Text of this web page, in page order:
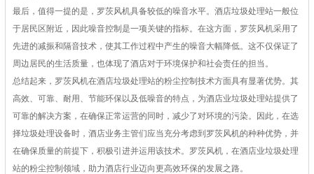
最后，值得一提的是，罗茨风机具备较低的噪音水平。酒店垃圾处理站一般位
于居民区附近，因此噪音控制是一项关键的指标。在这方面，罗茨风机采用了
先进的减振和隔音技术，使其工作过程中产生的噪音大幅降低。这不仅保证了
周边居民的生活质量，也体现了酒店对于环境保护和社会责任的担当。
总结起来，罗茨风机在酒店垃圾处理站的粉尘控制技术方面具有显著优势。其
高效、可靠、耐用、节能环保以及低噪音的特点，为酒店业垃圾处理站提供了
可靠的解决方案，在确保正常运营的同时，减少了对环境的污染。因此，在选
择垃圾处理设备时，酒店业务主管们应当充分考虑到罗茨风机的种种优势，并
在确保质量的前提下，积极引进并运用该技术。罗茨风机，在酒店业垃圾处理
站的粉尘控制领域，助力酒店行业迈向更高效环保的发展之路。